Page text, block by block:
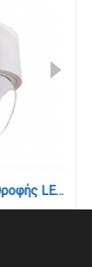
Φωτιστικό Σποτ Οροφής LED 7W, 3000K, Λευκό, 8x10cm(9097-White)